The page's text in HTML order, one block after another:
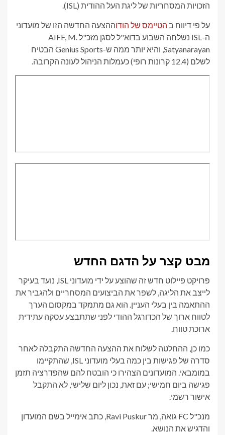
הזכויות המסחריות של ליגת העל ההודית (ISL).
על פי דיווח ב הטיימס של הודוההצעה החדשה הזו של מועדוני
ה-ISL נשלחה השבוע בדוא"ל לסגן מזכ"ל AIFF, M.
Satyanarayan, והיא יותר ממה ש-Genius Sports הבטיח
לשלם (12.4 קרונות רופי) כעמלות הניהול לעונה הקרובה.
מבט קצר על הדגם החדש
פרויקט פיילוט חדש זה שהוצע על ידי מועדוני ISL, נועד בעיקר
לייצב את הליגה, לשפר את הביצועים המסחריים ולהגביר את
ההתאמה בין בעלי העניין. הוא גם מתמקד במקסום הערך
לטווח ארוך של הכדורגל ההודי לפני שתתבצע עסקה עתידית
ארוכת טווח.
כמו כן, ההחלטה לשלוח את ההצעה החדשה התקבלה לאחר
סדרה של פגישות בין כמה בעלי מועדוני ISL, שהתקיימו
במומבאי. המועדונים הצהירו כי הובטח להם שהפדרציה תזמן
פגישה ביום חמישי; עם זאת, נכון ליום שלישי, לא התקבל
אישור רשמי.
מנכ"ל FC גואה, מר Ravi Puskur, כתב אימייל בשם המועדון
והדגיש את הנושא.